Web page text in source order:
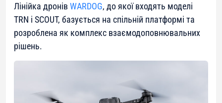
Лінійка дронів WARDOG, до якої входять моделі
TRN і SCOUT, базується на спільній платформі та
розроблена як комплекс взаємодоповнювальних
рішень.